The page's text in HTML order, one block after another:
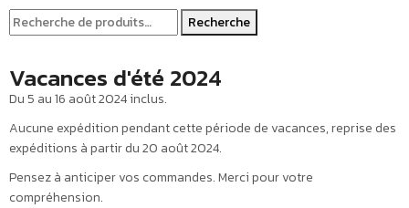
Recherche
Vacances d'été 2024
Du 5 au 16 août 2024 inclus.
Aucune expédition pendant cette période de vacances, reprise des
expéditions à partir du 20 août 2024.
Pensez à anticiper vos commandes. Merci pour votre
compréhension.